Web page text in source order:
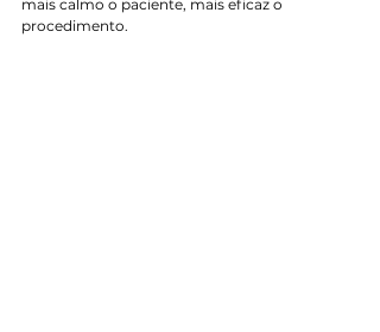
mais calmo o paciente, mais eficaz o
procedimento.